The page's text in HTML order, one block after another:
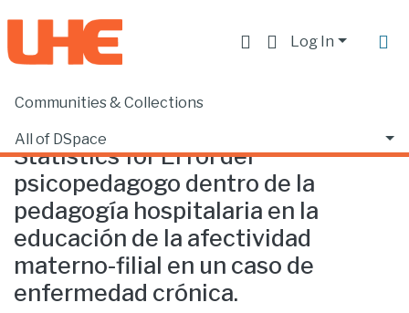
Log In
Communities & Collections
All of DSpace
Home Statistics
Statistics for El rol del
psicopedagogo dentro de la
pedagogía hospitalaria en la
educación de la afectividad
materno-filial en un caso de
enfermedad crónica.